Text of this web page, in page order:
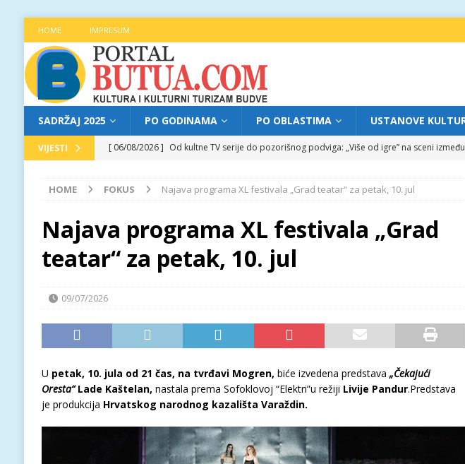
HOME IMPRESUM
SADRŽAJ 2025 PO GODINAMA PO OBLASTIMA USTANOVE
VIJESTI [ 06/08/2026 ] Od kultne TV serije do pozorišnog podviga: „Više od igre” na sceni
[ 05/08/2026 ] Grad, voda, drvo i čovjek: „Equilibrium“ otvorio novo poglavlje likovnog
Najava programa XL festivala „Grad teatar“ za srijedu, 5. avgust
FOKUS
[ 06/08/2026 ] Najava programa XL festivala „Grad teatar“ za petak, 7. avgust
HOME FOKUS Najava programa XL festivala „Grad teatar“ za petak, 10. jul
Najava programa XL festivala „Grad
teatar“ za petak, 10. jul
09/07/2026
U petak, 10. jula od 21 čas, na tvrđavi Mogren, biće izvedena predstava „Čekajući
Oresta“Lade Kaštelan, nastala prema Sofoklovoj “Elektri”u režiji Livije Pandur.Predstava
je produkcija Hrvatskog narodnog kazališta Varaždin.